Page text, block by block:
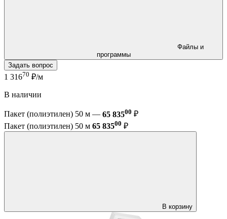
программы
Задать вопрос
1 31670 ₽/м
В наличии
Пакет (полиэтилен) 50 м — 65 83500 ₽
Пакет (полиэтилен) 50 м 65 83500 ₽
В корзину